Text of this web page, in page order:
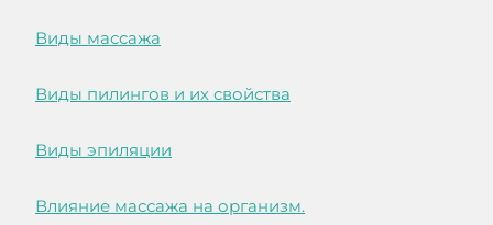
Виды массажа
Виды пилингов и их свойства
Виды эпиляции
Влияние массажа на организм.